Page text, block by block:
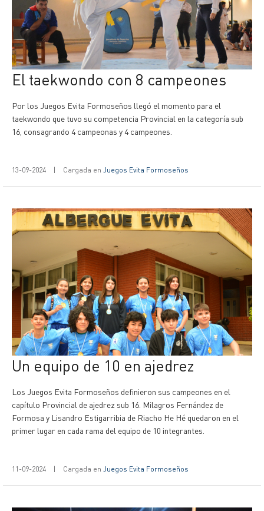
El taekwondo con 8 campeones
Por los Juegos Evita Formoseños llegó el momento para el
taekwondo que tuvo su competencia Provincial en la categoría sub
16, consagrando 4 campeonas y 4 campeones.
13-09-2024 | Cargada en Juegos Evita Formoseños
Un equipo de 10 en ajedrez
Los Juegos Evita Formoseños definieron sus campeones en el
capítulo Provincial de ajedrez sub 16. Milagros Fernández de
Formosa y Lisandro Estigarribia de Riacho He Hé quedaron en el
primer lugar en cada rama del equipo de 10 integrantes.
11-09-2024 | Cargada en Juegos Evita Formoseños